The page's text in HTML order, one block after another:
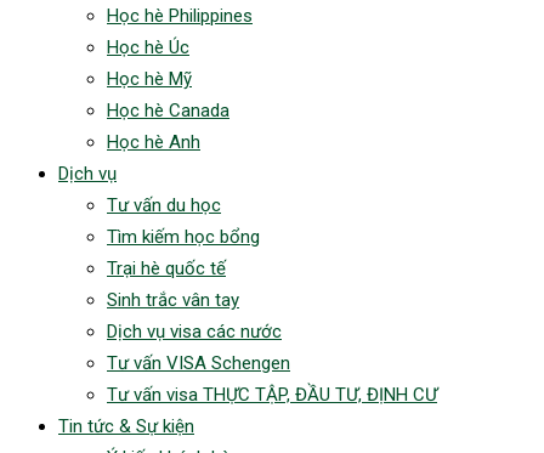
Học hè Philippines
Học hè Úc
Học hè Mỹ
Học hè Canada
Học hè Anh
Dịch vụ
Tư vấn du học
Tìm kiếm học bổng
Trại hè quốc tế
Sinh trắc vân tay
Dịch vụ visa các nước
Tư vấn VISA Schengen
Tư vấn visa THỰC TẬP, ĐẦU TƯ, ĐỊNH CƯ
Tin tức & Sự kiện